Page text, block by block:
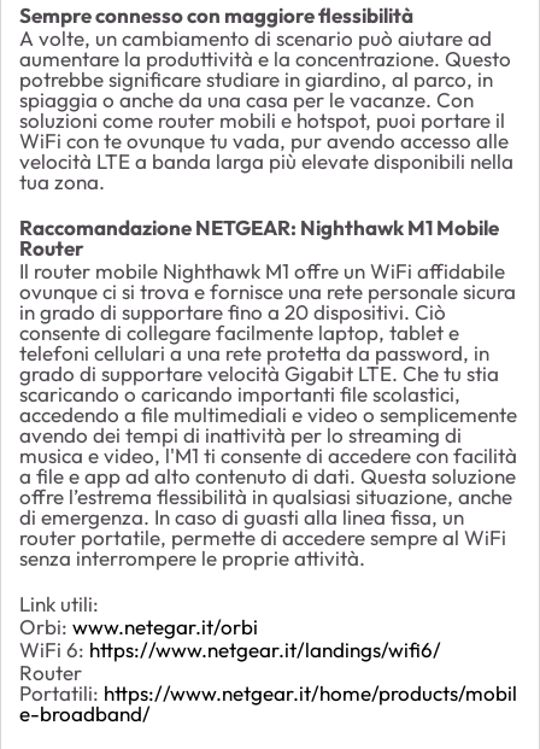
Sempre connesso con maggiore flessibilità
A volte, un cambiamento di scenario può aiutare ad
aumentare la produttività e la concentrazione. Questo
potrebbe significare studiare in giardino, al parco, in
spiaggia o anche da una casa per le vacanze. Con
soluzioni come router mobili e hotspot, puoi portare il
WiFi con te ovunque tu vada, pur avendo accesso alle
velocità LTE a banda larga più elevate disponibili nella
tua zona.
Raccomandazione NETGEAR: Nighthawk M1 Mobile
Router
Il router mobile Nighthawk M1 offre un WiFi affidabile
ovunque ci si trova e fornisce una rete personale sicura
in grado di supportare fino a 20 dispositivi. Ciò
consente di collegare facilmente laptop, tablet e
telefoni cellulari a una rete protetta da password, in
grado di supportare velocità Gigabit LTE. Che tu stia
scaricando o caricando importanti file scolastici,
accedendo a file multimediali e video o semplicemente
avendo dei tempi di inattività per lo streaming di
musica e video, l'M1 ti consente di accedere con facilità
a file e app ad alto contenuto di dati. Questa soluzione
offre l’estrema flessibilità in qualsiasi situazione, anche
di emergenza. In caso di guasti alla linea fissa, un
router portatile, permette di accedere sempre al WiFi
senza interrompere le proprie attività.
Link utili:
Orbi: www.netegar.it/orbi
WiFi 6: https://www.netgear.it/landings/wifi6/
Router
Portatili: https://www.netgear.it/home/products/mobil
e-broadband/